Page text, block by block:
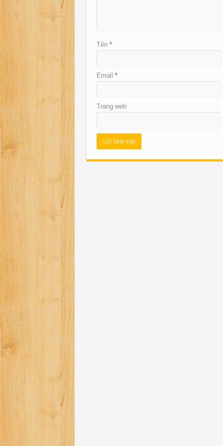
Tên *
Email *
Trang web